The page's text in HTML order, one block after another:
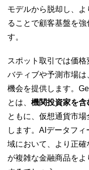
モデルから脱却し、
ることで顧客基盤を
す。
スポット取引では価
バティブや予測市場
機会を提供します。
とは、 機関投資家を含
ともに、仮想通貨市
します。AIデータフ
域において、より正
が複雑な金融商品を